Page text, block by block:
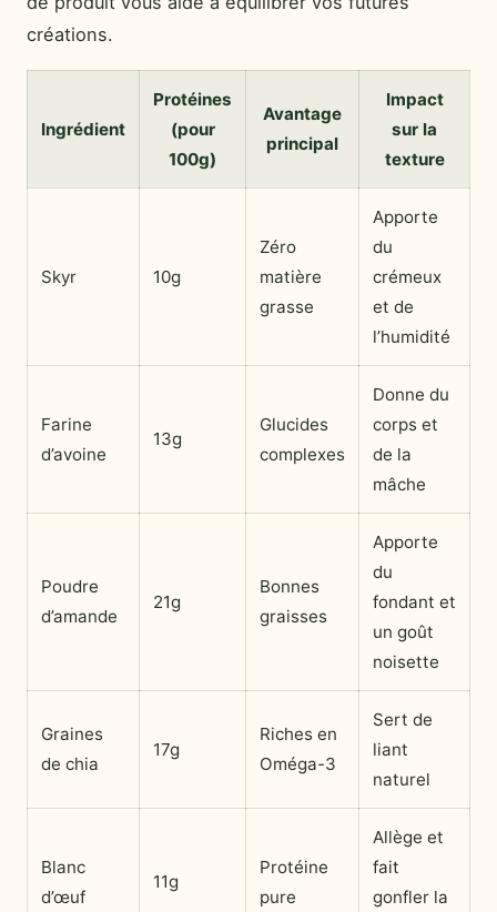
créations.
Ingrédient
Protéines
(pour
100g)
Avantage
principal
Impact
sur la
texture
Skyr 10g
Zéro
matière
grasse
Apporte
du
crémeux
et de
l’humidité
Farine
d’avoine
13g
Glucides
complexes
Donne du
corps et
de la
mâche
Poudre
d’amande
21g
Bonnes
graisses
Apporte
du
fondant et
un goût
noisette
Graines
de chia
17g
Riches en
Oméga-3
Sert de
liant
naturel
Blanc
d’œuf
11g
Protéine
pure
Allège et
fait
gonfler la